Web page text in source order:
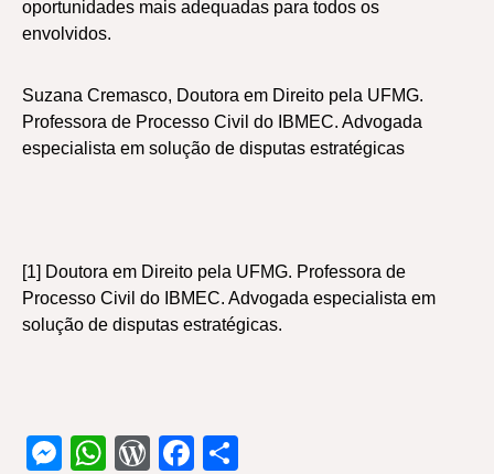
oportunidades mais adequadas para todos os
envolvidos.
Suzana Cremasco, Doutora em Direito pela UFMG.
Professora de Processo Civil do IBMEC. Advogada
especialista em solução de disputas estratégicas
[1] Doutora em Direito pela UFMG. Professora de
Processo Civil do IBMEC. Advogada especialista em
solução de disputas estratégicas.
Messenger
WhatsApp
WordPress
Facebook